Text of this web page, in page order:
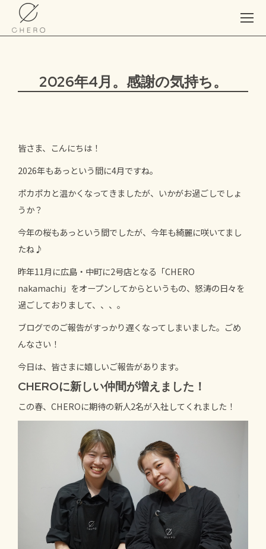
2026年4月。感謝の気持ち。
皆さま、こんにちは！
2026年もあっという間に4月ですね。
ポカポカと温かくなってきましたが、いかがお過ごしでしょ
うか？
今年の桜もあっという間でしたが、今年も綺麗に咲いてまし
たね♪
昨年11月に広島・中町に2号店となる「CHERO
nakamachi」をオープンしてからというもの、怒涛の日々を
過ごしておりまして、、、。
ブログでのご報告がすっかり遅くなってしまいました。ごめ
んなさい！
今日は、皆さまに嬉しいご報告があります。
CHEROに新しい仲間が増えました！
この春、CHEROに期待の新人2名が入社してくれました！